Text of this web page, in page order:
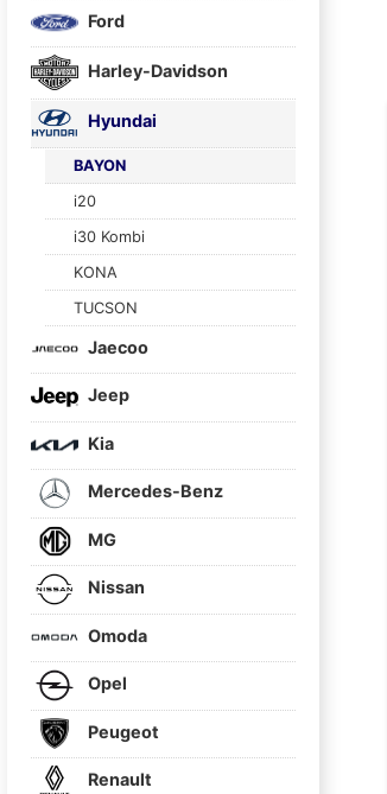
Ford
Harley-Davidson
Hyundai
BAYON
i20
i30 Kombi
KONA
TUCSON
Jaecoo
Jeep
Kia
Mercedes-Benz
MG
Nissan
Omoda
Opel
Peugeot
Renault